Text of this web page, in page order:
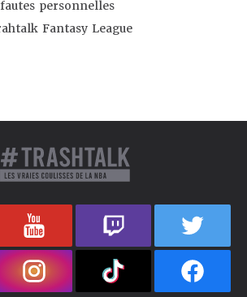
personnelles
Fantasy League